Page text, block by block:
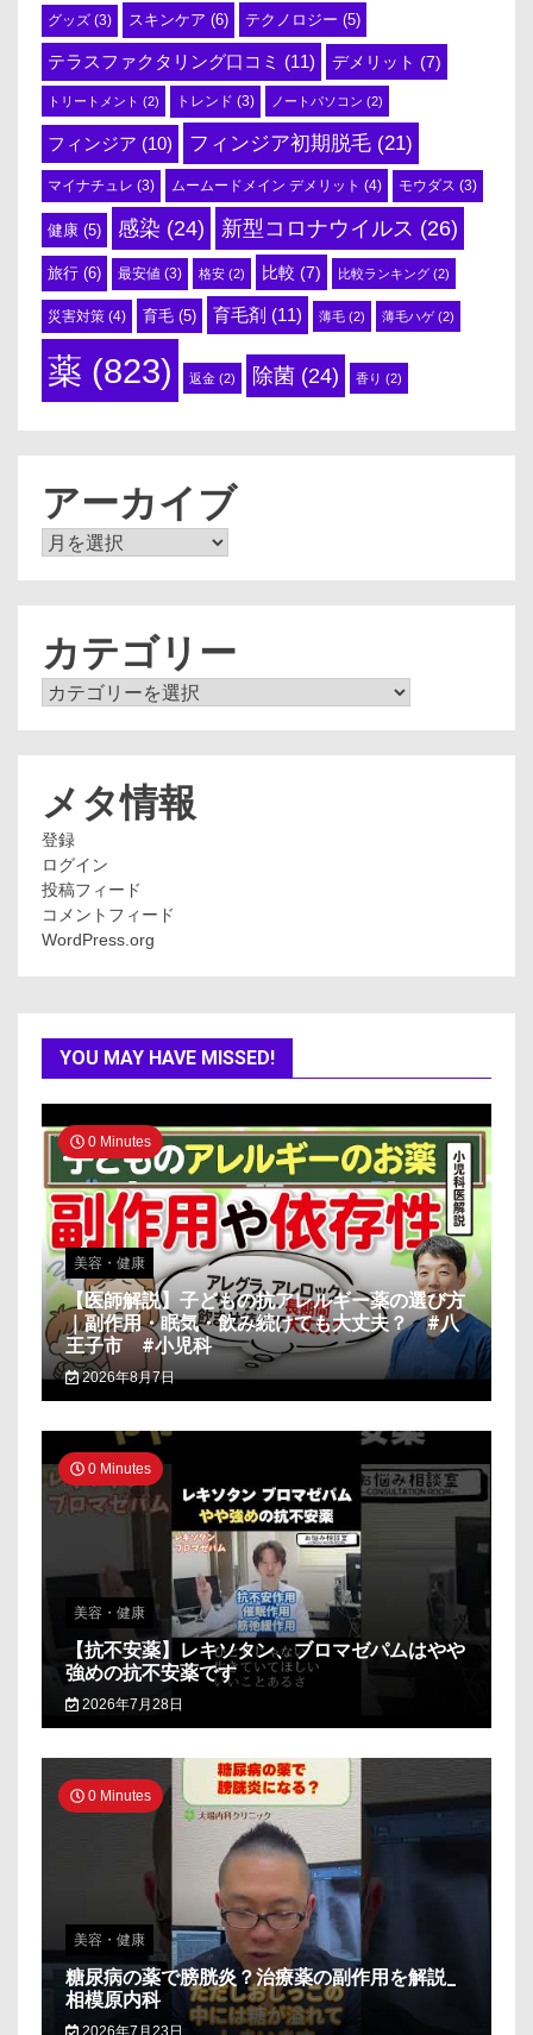
グッズ (3) スキンケア (6) テクノロジー (5)
テラスファクタリング口コミ (11) デメリット (7)
トリートメント (2) トレンド (3) ノートパソコン (2)
フィンジア (10) フィンジア初期脱毛 (21)
マイナチュレ (3) ムームードメイン デメリット (4) モウダス (3)
健康 (5) 感染 (24) 新型コロナウイルス (26)
旅行 (6) 最安値 (3) 格安 (2) 比較 (7) 比較ランキング (2)
災害対策 (4) 育毛 (5) 育毛剤 (11) 薄毛 (2) 薄毛ハゲ(2)
薬 (823) 返金 (2) 除菌 (24) 香り (2)
アーカイブ
ア
カテゴリー
カ
メタ情報
登録
ログイン
投稿フィード
コメントフィード
WordPress.org
YOU MAY HAVE MISSED!
0 Minutes
美容・健康
【医師解説】子どもの抗アレルギー薬の選び方
｜副作用・眠気・飲み続けても大丈夫？ #八
王子市 #小児科
2026年8月7日
0 Minutes
美容・健康
【抗不安薬】レキソタン、ブロマゼパムはやや
強めの抗不安薬です
2026年7月28日
0 Minutes
美容・健康
糖尿病の薬で膀胱炎？治療薬の副作用を解説_
相模原内科